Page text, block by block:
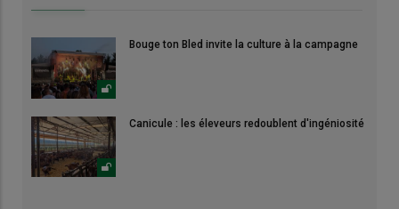
Bouge ton Bled invite la culture à la campagne
Canicule : les éleveurs redoublent d'ingéniosité